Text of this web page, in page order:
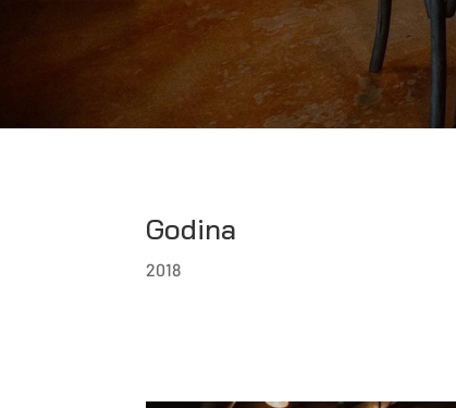
Godina
2018